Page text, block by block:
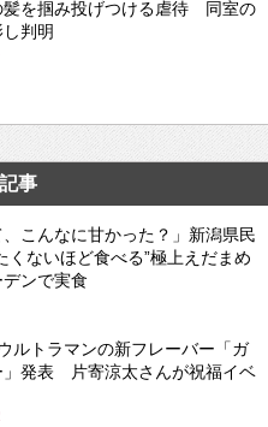
髪を掴み投げつける虐待 同室の
判明
事
、こんなに甘かった？」新潟県民
くないほど食べる”極上えだまめ
ンで実食
ルトラマンの新フレーバー「ガ
」発表 片寄涼太さんが祝福イベ